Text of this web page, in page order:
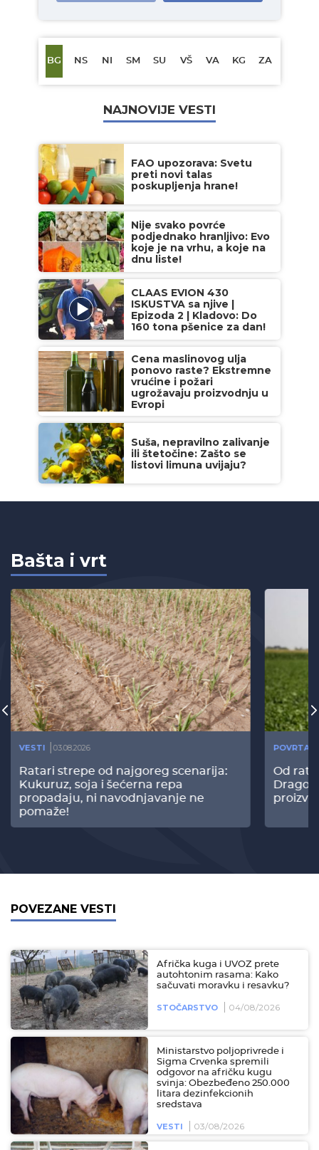
BG NS NI SM SU VŠ VA KG ZA
NAJNOVIJE VESTI
FAO upozorava: Svetu
preti novi talas
poskupljenja hrane!
Nije svako povrće
podjednako hranljivo: Evo
koje je na vrhu, a koje na
dnu liste!
CLAAS EVION 430
ISKUSTVA sa njive |
Epizoda 2 | Kladovo: Do
160 tona pšenice za dan!
Cena maslinovog ulja
ponovo raste? Ekstremne
vrućine i požari
ugrožavaju proizvodnju u
Evropi
Suša, nepravilno zalivanje
ili štetočine: Zašto se
listovi limuna uvijaju?
Bašta i vrt
VESTI 03.08.2026
Ratari strepe od najgoreg scenarija:
Kukuruz, soja i šećerna repa
propadaju, ni navodnjavanje ne
pomaže!
Od
POVEZANE VESTI
Afrička kuga i UVOZ prete
autohtonim rasama: Kako
sačuvati moravku i resavku?
STOČARSTVO 04/08/2026
Ministarstvo poljoprivrede i
Sigma Crvenka spremili
odgovor na afričku kugu
svinja: Obezbeđeno 250.000
litara dezinfekcionih
sredstava
VESTI 03/08/2026